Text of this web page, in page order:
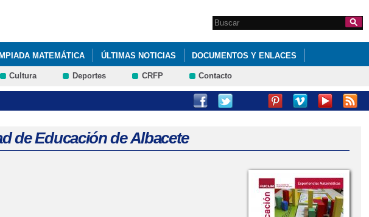
Formulario de
búsqueda
Search this site
MATEMÁTICA ÚLTIMAS NOTICIAS DOCUMENTOS Y ENLACES
DE PEDRO MIGUEL GONZÁLEZ URBANEJA
LA MANCHA 2016 (XXVII EDICIÓN PROVINCIAL DE ALBACETE)
Cultura Deportes CRFP Contacto
de Educación de Albacete